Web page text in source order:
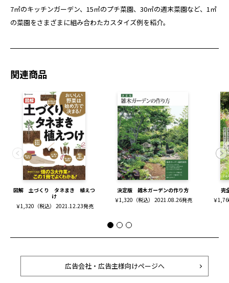
7㎡のキッチンガーデン、15㎡のプチ菜園、30㎡の週末菜園など、1㎡
の菜園をさまざまに組み合わたカスタイズ例を紹介。
関連商品
図解 土づくり タネまき 植えつ
け
￥1,320（税込） 2021.12.23発売
決定版 雑木ガーデンの作り方
￥1,320（税込） 2021.08.26発売
完
￥
広告会社・広告主様向けページへ